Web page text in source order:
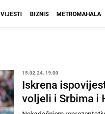
VIJESTI BIZNIS METROMAHALA
15.02.24. 19:00
Iskrena
voljeli i Srbima i